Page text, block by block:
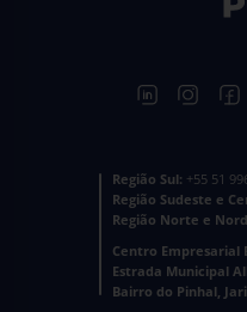
Região Sul: +55 51
Região Sudeste e
Região Norte e
Centro Empresarial
Estrada Municipal
Bairro do Pinhal,